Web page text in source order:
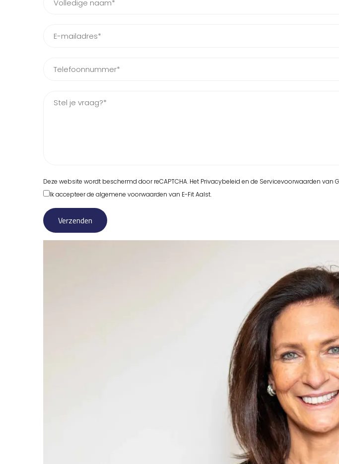
Deze website wordt beschermd door reCAPTCHA. Het Privacybeleid en de Servicevoorwaarden van
Ik accepteer de algemene voorwaarden van E-Fit Aalst.